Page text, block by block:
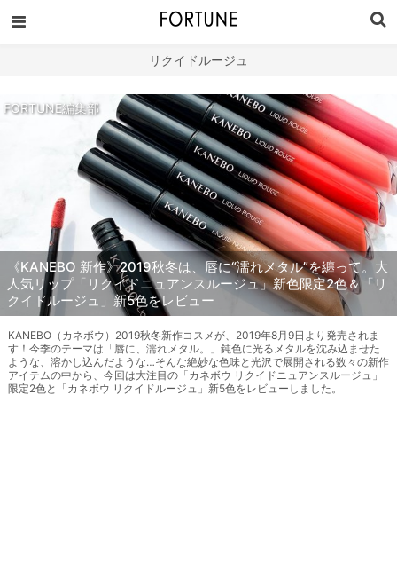
リクイドルージュ
FORTUNE編集部
《KANEBO 新作》2019秋冬は、唇に“濡れメタル”を纏って。大
人気リップ「リクイドニュアンスルージュ」新色限定2色＆「リ
クイドルージュ」新5色をレビュー
KANEBO（カネボウ）2019秋冬新作コスメが、2019年8月9日より発売されま
す！今季のテーマは「唇に、濡れメタル。」鈍色に光るメタルを沈み込ませた
ような、溶かし込んだような…そんな絶妙な色味と光沢で展開される数々の新作
アイテムの中から、今回は大注目の「カネボウ リクイドニュアンスルージュ」
限定2色と「カネボウ リクイドルージュ」新5色をレビューしました。